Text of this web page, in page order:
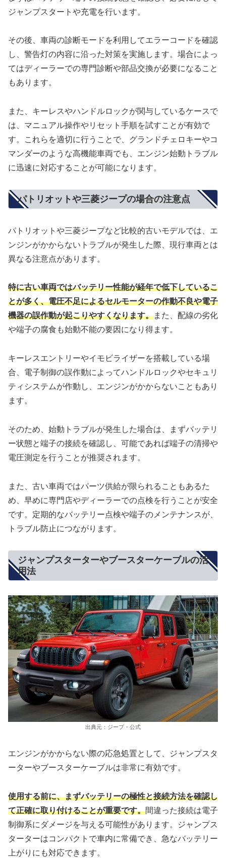
ジャンプスタートや充電を行います。
その後、車両の診断モードを利用してエラーコードを確認
し、警告灯の内容に沿った対策を実施します。場合によっ
てはディーラーでの専門診断や部品交換が必要になること
もあります。
また、キーレスやハンドルロックが関与しているケースで
は、マニュアル操作やリセット手順を試すことが有効で
す。これらを適切に行うことで、グランドチェロキーやコ
マンダーのような高機能車両でも、エンジン始動トラブル
に迅速に対応することが可能になります。
パトリオットや三菱ジープの場合の注意点
パトリオットや三菱ジープなど比較的古いモデルでは、エ
ンジンがかからないトラブルが発生した際、現行車両とは
異なる注意点があります。
特に古い車両ではバッテリー性能が経年で低下しているこ
とが多く、電圧不足によるセルモーターの作動不良や電子
機器の誤作動が起こりやすくなります。また、配線の劣化
や端子の腐食も始動不能の要因になり得ます。
キーレスエントリーやイモビライザーを搭載している場
合、電子制御の誤作動によってハンドルロックやセキュリ
ティシステムが作動し、エンジンがかからないこともあり
ます。
そのため、始動トラブルが発生した場合は、まずバッテリ
ー状態と端子の接続を確認し、可能であれば端子の清掃や
電圧測定を行うことが推奨されます。
また、古い車両ではパーツ供給が限られることもあるた
め、早めに専門店やディーラーでの点検を行うことが安全
です。定期的なバッテリー点検や端子のメンテナンスが、
トラブル防止につながります。
ジャンプスターターやブースターケーブルの活
用法
出典元：ジープ・公式
エンジンがかからない際の応急処置として、ジャンプスタ
ーターやブースターケーブルは非常に有効です。
使用する前に、まずバッテリーの極性と接続方法を確認し
て正確に取り付けることが重要です。間違った接続は電子
制御系にダメージを与える可能性があります。ジャンプス
ターターはコンパクトで車内に常備でき、急なバッテリー
上がりにも対応できます。